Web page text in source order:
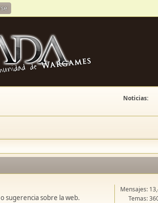
Noticias:
sugerencia sobre la web.
Mensajes:
Temas: